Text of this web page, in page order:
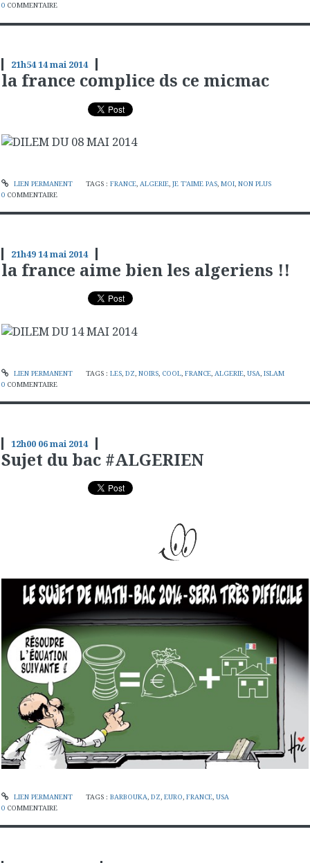
0 COMMENTAIRE
21h5414mai 2014
la france complice ds ce micmac
LIEN PERMANENT TAGS : FRANCE, ALGERIE, JE T'AIME PAS, MOI, NON PLUS
0 COMMENTAIRE
21h4914mai 2014
la france aime bien les algeriens !!
LIEN PERMANENT TAGS : LES, DZ, NOIRS, COOL, FRANCE, ALGERIE, USA, ISLAM
0 COMMENTAIRE
12h00 06mai 2014
Sujet du bac #ALGERIEN
LIEN PERMANENT TAGS : BARBOUKA, DZ, EURO, FRANCE, USA
0 COMMENTAIRE